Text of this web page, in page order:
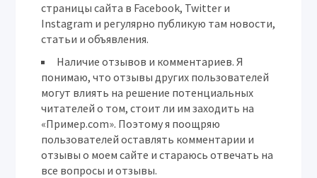
страницы сайта в Facebook, Twitter и
Instagram и регулярно публикую там новости,
статьи и объявления.
Наличие отзывов и комментариев. Я
понимаю, что отзывы других пользователей
могут влиять на решение потенциальных
читателей о том, стоит ли им заходить на
«Пример.com». Поэтому я поощряю
пользователей оставлять комментарии и
отзывы о моем сайте и стараюсь отвечать на
все вопросы и отзывы.